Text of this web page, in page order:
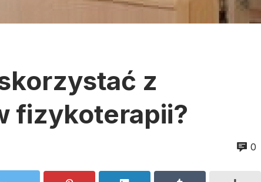
z
fizykoterapii?
0